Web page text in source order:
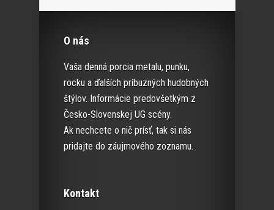
O nás
Vaša denná porcia metalu, punku,
rocku a ďalších príbuzných hudobných
štýlov. Informácie predovšetkým z
Česko-Slovenskej UG scény.
Ak nechcete o nič prísť, tak si nás
pridajte do záujmového zoznamu.
Kontakt